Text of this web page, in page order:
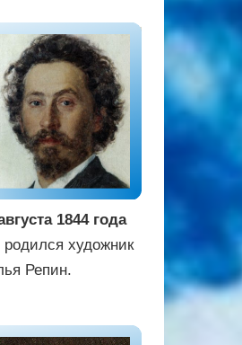
1844 года
художник
Репин.